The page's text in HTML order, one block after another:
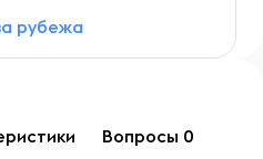
рубежа
Вопросы 0